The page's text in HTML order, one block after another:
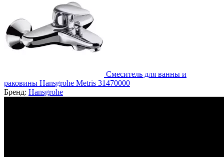
Смеситель для ванны и
раковины Hansgrohe Metris 31470000
Бренд: Hansgrohe